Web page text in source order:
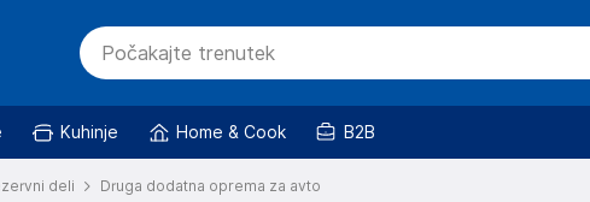
Kuhinje Home & Cook B2B
deli Druga dodatna oprema za avto